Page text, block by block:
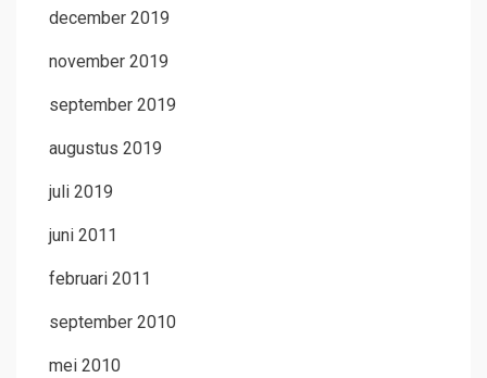
december 2019
november 2019
september 2019
augustus 2019
juli 2019
juni 2011
februari 2011
september 2010
mei 2010